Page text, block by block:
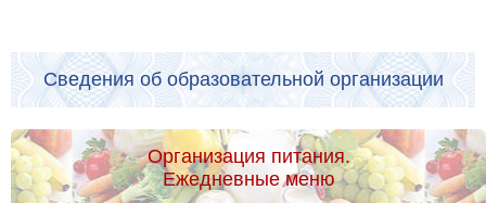
Сведения об образовательной организации
Организация питания.
Ежедневные меню